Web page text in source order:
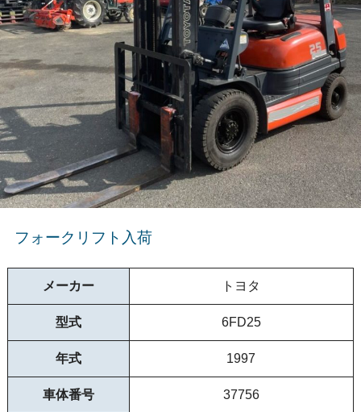
フォークリフト入荷
メーカー トヨタ
型式 6FD25
年式 1997
車体番号 37756